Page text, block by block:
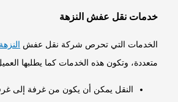
خدمات نقل عفش النزهة
الخدمات التي تحرص شركة نقل عفشالنزهة
متعددة، وتكون هذه الخدمات كما يطلبها العميل
النقل يمكن أن يكون من غرفة إلى غرفة،